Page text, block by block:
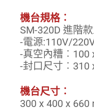
機台規格︰
SM-320D 進階
-電源:110V/
-真空內糟︰100
-封口尺寸︰310
機台尺寸︰
300 x 400 x 660